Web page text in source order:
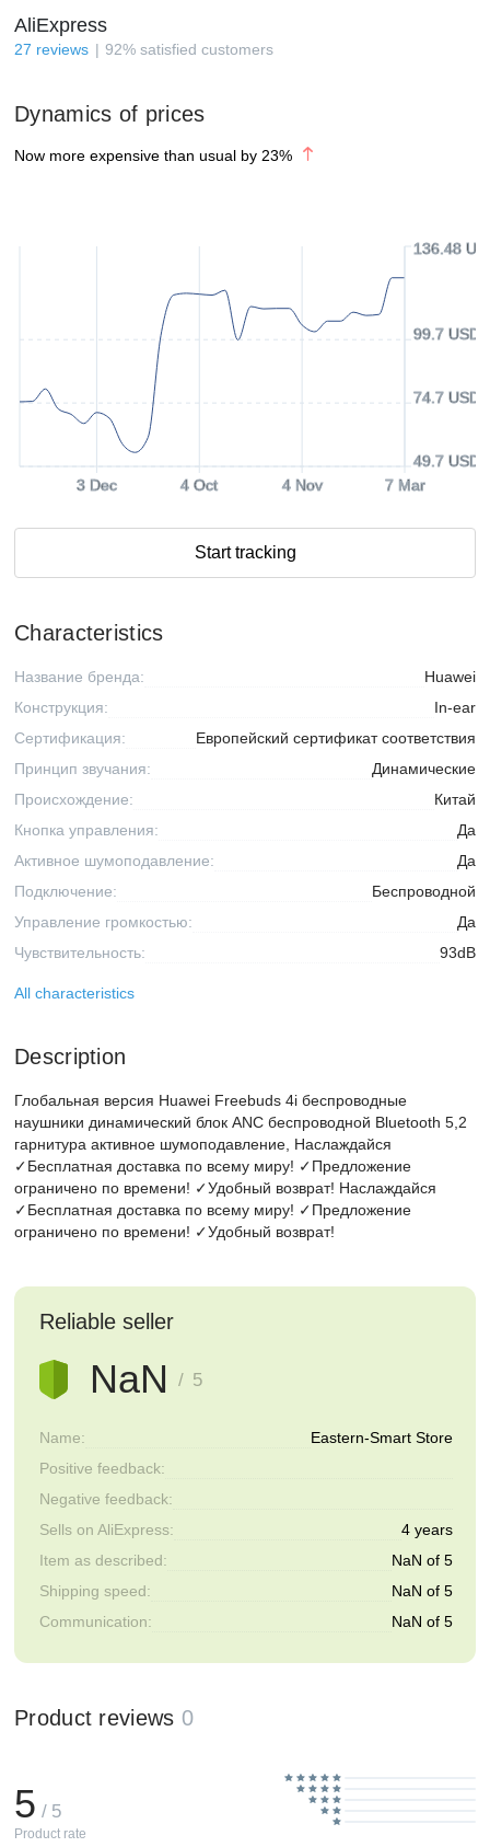
AliExpress
27 reviews 92% satisfied customers
Dynamics of prices
Now more expensive than usual by 23%
3 Dec 4 Oct 4 Nov 7 Mar
49.7 USD
74.7 USD
99.7 USD
136.48
Start tracking
Characteristics
Название бренда:
Huawei
Конструкция:
In-ear
Сертификация:
Европейский сертификат соответствия
Принцип звучания:
Динамические
Происхождение:
Китай
Кнопка управления:
Да
Активное шумоподавление:
Да
Подключение:
Беспроводной
Управление громкостью:
Да
Чувствительность:
93dB
All characteristics
Description
Глобальная версия Huawei Freebuds 4i беспроводные
наушники динамический блок ANC беспроводной Bluetooth 5,2
гарнитура активное шумоподавление, Наслаждайся
✓Бесплатная доставка по всему миру! ✓Предложение
ограничено по времени! ✓Удобный возврат! Наслаждайся
✓Бесплатная доставка по всему миру! ✓Предложение
ограничено по времени! ✓Удобный возврат!
Reliable seller
NaN / 5
Name:
Eastern-Smart Store
Positive feedback:
Negative feedback:
Sells on AliExpress:
4 years
Item as described:
NaN of 5
Shipping speed:
NaN of 5
Communication:
NaN of 5
Product reviews 0
5 / 5
Product rate